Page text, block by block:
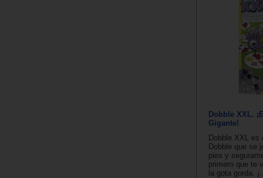
Dobble XXL.
Gigante!
Dobble XXL es
Dobble que se
pies y
primero que te
la gota gorda.